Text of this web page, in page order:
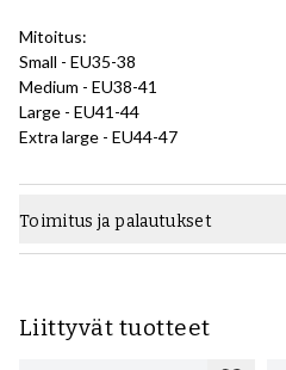
Mitoitus:
Small - EU35-38
Medium - EU38-41
Large - EU41-44
Extra large - EU44-47
Toimitus ja palautukset
Liittyvät tuotteet